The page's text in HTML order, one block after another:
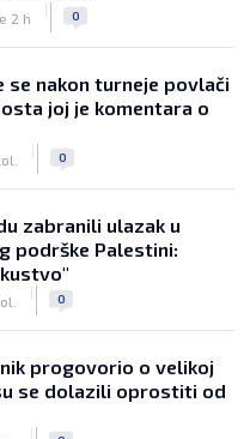
2 h
| 0
se nakon turneje povlači
joj je komentara o
| 0
zabranili ulazak u
podrške Palestini:
| 0
progovorio o velikoj
se dolazili oprostiti od
|